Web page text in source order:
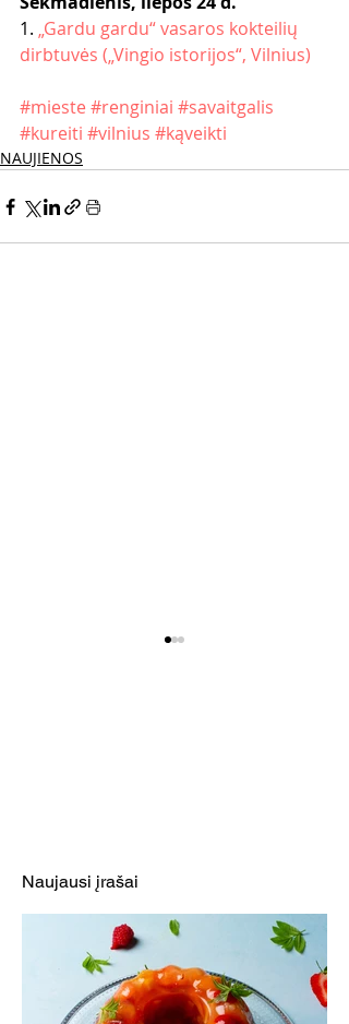
1. „Gardu gardu“ vasaros kokteilių
dirbtuvės („Vingio istorijos“, Vilnius)
#mieste #renginiai #savaitgalis
#kureiti #vilnius #kąveikti
NAUJIENOS
sužadins!
Naujausi įrašai